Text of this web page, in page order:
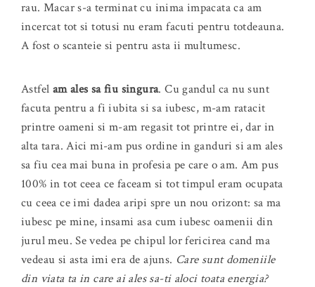
rau. Macar s-a terminat cu inima impacata ca am
incercat tot si totusi nu eram facuti pentru totdeauna.
A fost o scanteie si pentru asta ii multumesc.
Astfel am ales sa fiu singura. Cu gandul ca nu sunt
facuta pentru a fi iubita si sa iubesc, m-am ratacit
printre oameni si m-am regasit tot printre ei, dar in
alta tara. Aici mi-am pus ordine in ganduri si am ales
sa fiu cea mai buna in profesia pe care o am. Am pus
100% in tot ceea ce faceam si tot timpul eram ocupata
cu ceea ce imi dadea aripi spre un nou orizont: sa ma
iubesc pe mine, insami asa cum iubesc oamenii din
jurul meu. Se vedea pe chipul lor fericirea cand ma
vedeau si asta imi era de ajuns. Care sunt domeniile
din viata ta in care ai ales sa-ti aloci toata energia?